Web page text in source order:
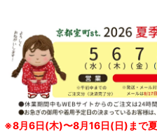
※8月6日(木)〜8月16日(日)まで夏